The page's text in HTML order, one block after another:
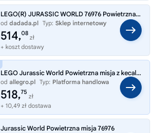
LEGO(R) JURASSIC WORLD 76976 Powietrzna misja z kecalkoatlem i spinozaurem
od dadada.pl Typ: Sklep internetowy
514,08
zł
+ koszt dostawy
LEGO Jurassic World Powietrzna misja z kecalkoatlem i spinozaurem 76976
od allegro.pl Typ: Platforma handlowa
518,75
zł
+ 10,49 zł dostawa
Jurassic World Powietrzna misja 76976